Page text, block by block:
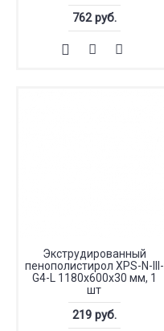
762 руб.
Экструдированный
пенополистирол XPS-N-III-
G4-L 1180х600х30 мм, 1
шт
219 руб.